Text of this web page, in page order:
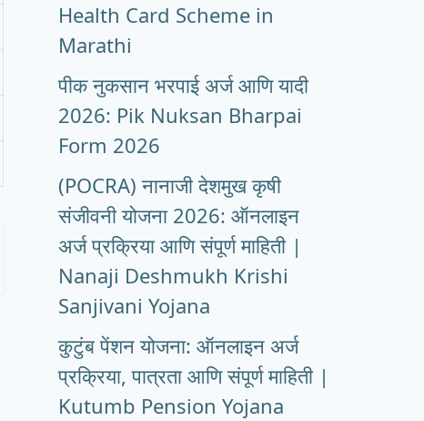
Health Card Scheme in
Marathi
पीक नुकसान भरपाई अर्ज आणि यादी
2026: Pik Nuksan Bharpai
Form 2026
(POCRA) नानाजी देशमुख कृषी
संजीवनी योजना 2026: ऑनलाइन
अर्ज प्रक्रिया आणि संपूर्ण माहिती |
Nanaji Deshmukh Krishi
Sanjivani Yojana
कुटुंब पेंशन योजना: ऑनलाइन अर्ज
प्रक्रिया, पात्रता आणि संपूर्ण माहिती |
Kutumb Pension Yojana